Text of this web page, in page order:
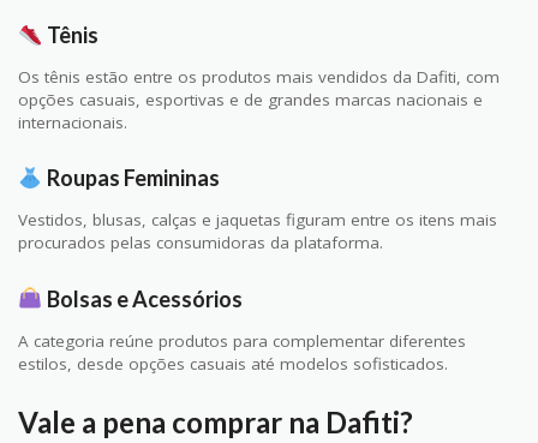
Tênis
Os tênis estão entre os produtos mais vendidos da Dafiti, com
opções casuais, esportivas e de grandes marcas nacionais e
internacionais.
Roupas Femininas
Vestidos, blusas, calças e jaquetas figuram entre os itens mais
procurados pelas consumidoras da plataforma.
Bolsas e Acessórios
A categoria reúne produtos para complementar diferentes
estilos, desde opções casuais até modelos sofisticados.
Vale a pena comprar na Dafiti?